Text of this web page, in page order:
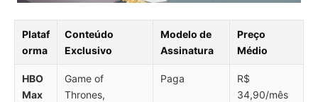
Plataf
orma
Conteúdo
Exclusivo
Modelo de
Assinatura
Preço
Médio
HBO
Max
Game of
Thrones,
Paga
R$
34,90/mês